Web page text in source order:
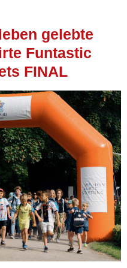
gelebte
Funtastic
FINAL